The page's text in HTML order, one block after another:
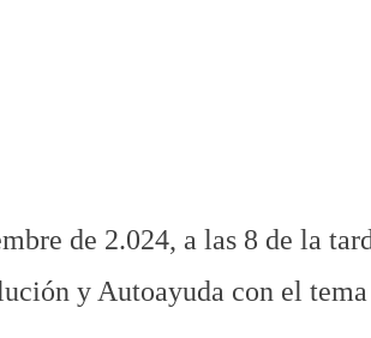
2.024, a las 8 de la
y Autoayuda con el